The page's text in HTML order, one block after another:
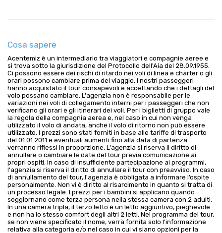
Cosa sapere
Acentemiz è un intermediario tra viaggiatori e compagnie aeree e
si trova sotto la giurisdizione del Protocollo dell'Aia del 28.09.1955.
Ci possono essere dei rischi di ritardo nei voli di linea e charter o gli
orari possono cambiare prima del viaggio. I nostri passeggeri
hanno acquistato il tour consapevoli e accettando che i dettagli del
volo possano cambiare. L'agenzia non è responsabile per le
variazioni nei voli di collegamento interni per i passeggeri che non
verificano gli orari e gli itinerari dei voli. Per i biglietti di gruppo vale
la regola della compagnia aerea e, nel caso in cui non venga
utilizzato il volo di andata, anche il volo di ritorno non può essere
utilizzato. I prezzi sono stati forniti in base alle tariffe di trasporto
del 01.01.2011 e eventuali aumenti fino alla data di partenza
verranno riflessi in proporzione. L'agenzia si riserva il diritto di
annullare o cambiare le date del tour previa comunicazione ai
propri ospiti. In caso di insufficiente partecipazione ai programmi,
l'agenzia si riserva il diritto di annullare il tour con preavviso. In caso
di annullamento del tour, l'agenzia è obbligata a informare l’ospite
personalmente. Non vi è diritto al risarcimento in quanto si tratta di
un processo legale. I prezzi per i bambini si applicano quando
soggiornano come terza persona nella stessa camera con 2 adulti.
In una camera tripla, il terzo letto è un letto aggiuntivo, pieghevole
e non ha lo stesso comfort degli altri 2 letti. Nel programma del tour,
se non viene specificato il nome, verrà fornita solo l'informazione
relativa alla categoria e/o nel caso in cui vi siano opzioni per la